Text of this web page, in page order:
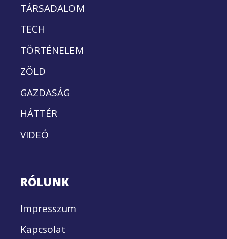
TÁRSADALOM
TECH
TÖRTÉNELEM
ZÖLD
GAZDASÁG
HÁTTÉR
VIDEÓ
RÓLUNK
Impresszum
Kapcsolat